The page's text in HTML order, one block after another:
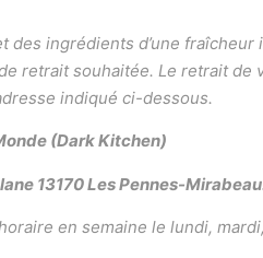
ingrédients d’une
retrait souhaitée. Le retrait de
indiqué ci-dessous.
(Dark Kitchen)
13170 Les Pennes-
en semaine le lundi,